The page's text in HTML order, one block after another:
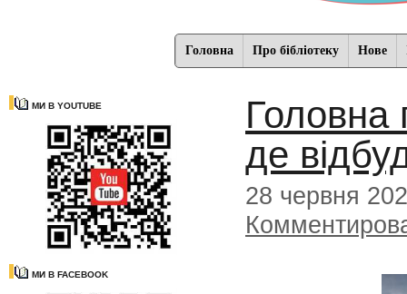
Головна Про бібліотеку Нове
МИ В YOUTUBE
МИ В FACEBOOK
Головна
де
28 червня